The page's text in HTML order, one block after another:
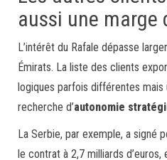
aussi une
L’intérêt du Rafale dépasse
Émirats. La liste des clients
logiques parfois différentes mais
recherche d’autonomie
La Serbie, par exemple, a signé
le contrat à 2,7 milliards